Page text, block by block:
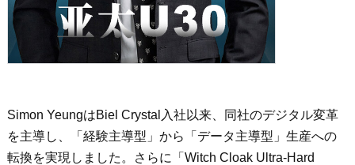
Simon YeungはBiel Crystal入社以来、同社のデジタル変革
を主導し、「経験主導型」から「データ主導型」生産への
転換を実現しました。さらに「Witch Cloak Ultra-Hard